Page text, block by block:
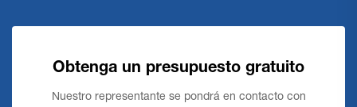
Obtenga un presupuesto gratuito
Nuestro representante se pondrá en contacto con